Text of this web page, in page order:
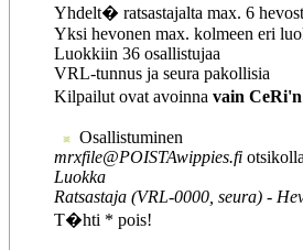
Yhdelt� ratsastajalta max. 6
Yksi hevonen max. kolmeen eri
Luokkiin 36 osallistujaa
VRL-tunnus ja seura pakollisia
Kilpailut ovat avoinna vain
Osallistuminen
mrxfile@POISTAwippies.fi otsikolla
Luokka
Ratsastaja (VRL-0000, seura) -
T�hti * pois!